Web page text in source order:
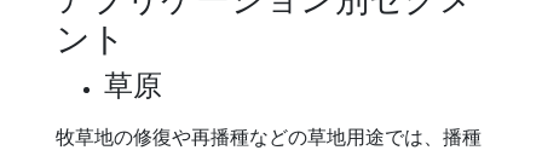
ント
草原
牧草地の修復や再播種などの草地用途では、播種